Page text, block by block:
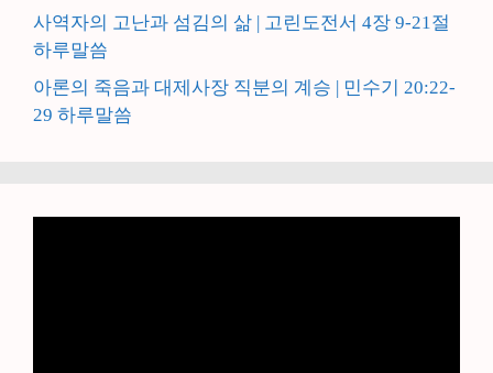
사역자의 고난과 섬김의 삶 | 고린도전서 4장 9-21절
하루말씀
아론의 죽음과 대제사장 직분의 계승 | 민수기 20:22-
29 하루말씀